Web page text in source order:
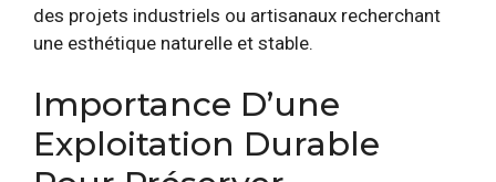
des projets industriels ou artisanaux recherchant
une esthétique naturelle et stable.
Importance D’une
Exploitation Durable